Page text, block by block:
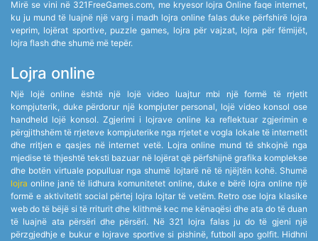
Mirë se vini në 321FreeGames.com, me kryesor lojra Online faqe internet,
ku ju mund të luajnë një varg i madh lojra online falas duke përfshirë lojra
veprim, lojërat sportive, puzzle games, lojra për vajzat, lojra për fëmijët,
lojra flash dhe shumë më tepër.
Lojra online
Një lojë online është një lojë video luajtur mbi një formë të rrjetit
kompjuterik, duke përdorur një kompjuter personal, lojë video konsol ose
handheld lojë konsol. Zgjerimi i lojrave online ka reflektuar zgjerimin e
përgjithshëm të rrjeteve kompjuterike nga rrjetet e vogla lokale të internetit
dhe rritjen e qasjes në internet vetë. Lojra online mund të shkojnë nga
mjedise të thjeshtë teksti bazuar në lojërat që përfshijnë grafika komplekse
dhe botën virtuale populluar nga shumë lojtarë në të njëjtën kohë. Shumë
lojra online janë të lidhura komunitetet online, duke e bërë lojra online një
formë e aktivitetit social përtej lojra lojtar të vetëm. Retro ose lojra klasike
web do të bëjë si të rriturit dhe klithmë kec me kënaqësi dhe ata do të duan
të luajnë ata përsëri dhe përsëri. Në 321 lojra falas ju do të gjeni një
përzgjedhje e bukur e lojrave sportive si pishinë, futboll apo golfit. Hidhni